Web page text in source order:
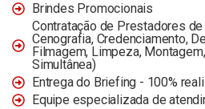
Brindes Promocionais
Contratação de Prestadores
Cenografia, Credenciamento,
Filmagem, Limpeza,
Simultânea)
Entrega do Briefing - 100%
Equipe especializada de